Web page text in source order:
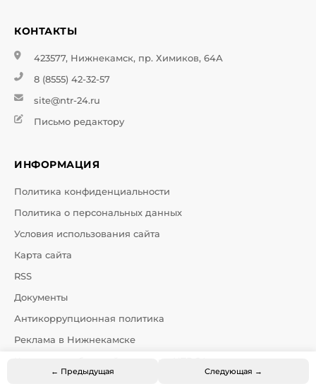
← Предыдущая Следующая →
КОНТАКТЫ
423577, Нижнекамск, пр. Химиков, 64А
8 (8555) 42-32-57
site@ntr-24.ru
Письмо редактору
ИНФОРМАЦИЯ
Политика конфиденциальности
Политика о персональных данных
Условия использования сайта
Карта сайта
RSS
Документы
Антикоррупционная политика
Реклама в Нижнекамске